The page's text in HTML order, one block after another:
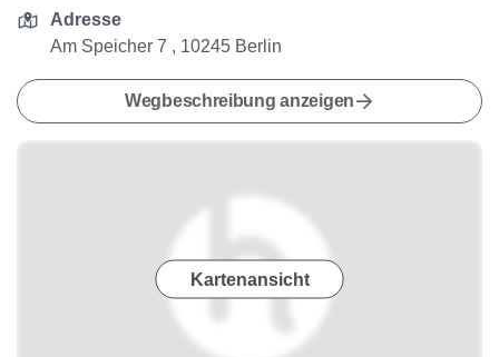
Adresse
Am Speicher 7 , 10245 Berlin
Wegbeschreibung anzeigen
Kartenansicht